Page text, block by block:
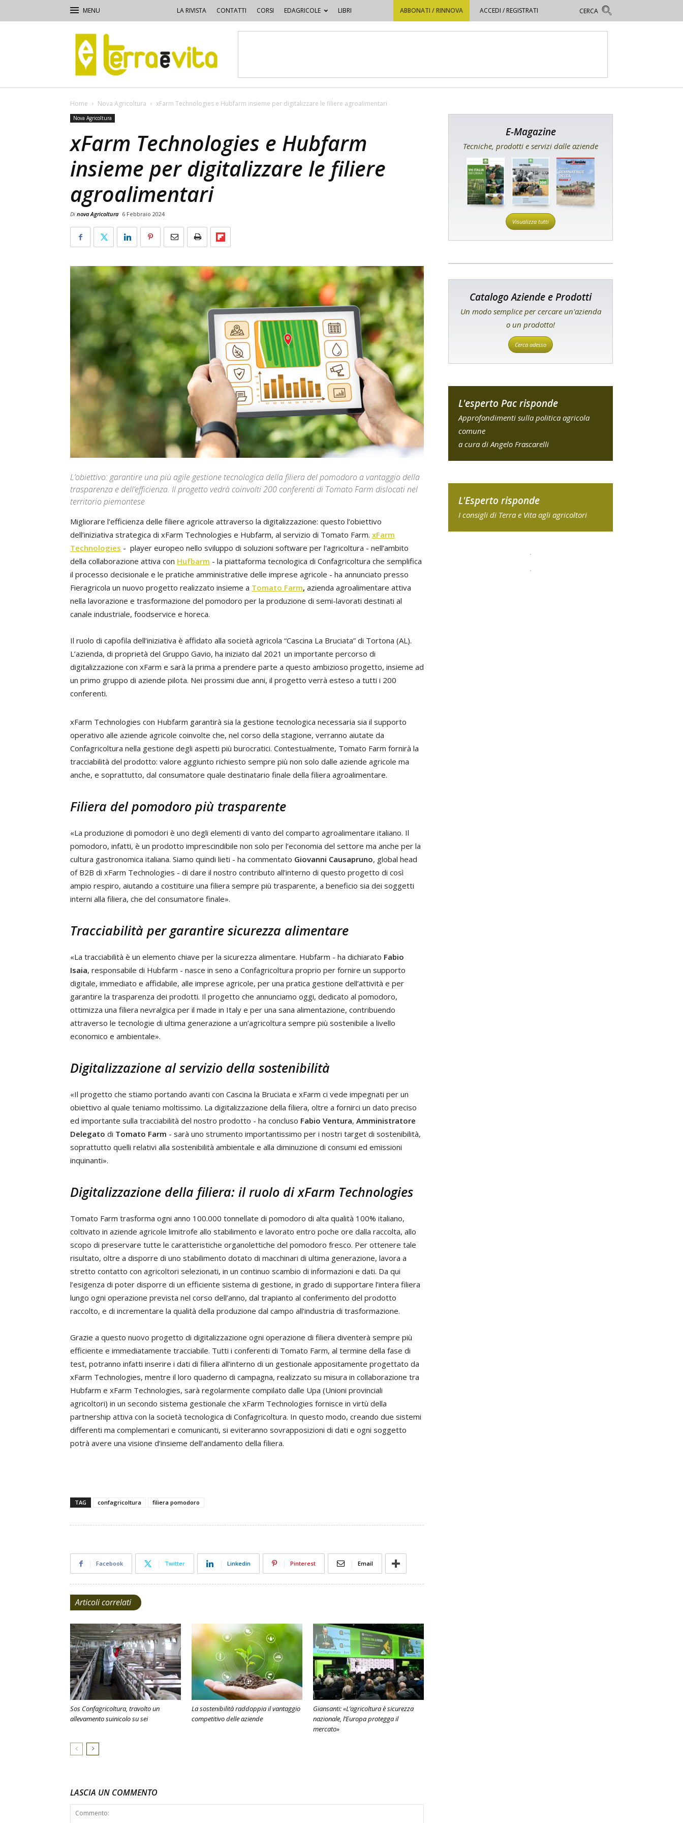
LA RIVISTA CONTATTI CORSI EDAGRICOLE LIBRI ABBONATI / RINNOVA ACCEDI / REGISTRATI
Terra
e
Vita
Home Nova Agricoltura xFarm Technologies e Hubfarm insieme per digitalizzare le filiere agroalimentari
Nova Agricoltura
xFarm Technologies e Hubfarm
insieme per digitalizzare le filiere
agroalimentari
Di nova Agricoltura 6 Febbraio 2024
L’obiettivo: garantire una più agile gestione tecnologica della filiera del pomodoro a vantaggio della
trasparenza e dell’efficienza. Il progetto vedrà coinvolti 200 conferenti di Tomato Farm dislocati nel
territorio piemontese
Migliorare l’efficienza delle filiere agricole attraverso la digitalizzazione: questo l’obiettivo
dell’iniziativa strategica di xFarm Technologies e Hubfarm, al servizio di Tomato Farm. xFarm
Technologies - player europeo nello sviluppo di soluzioni software per l'agricoltura - nell’ambito
della collaborazione attiva con Hufbarm - la piattaforma tecnologica di Confagricoltura che semplifica
il processo decisionale e le pratiche amministrative delle imprese agricole - ha annunciato presso
Fieragricola un nuovo progetto realizzato insieme a Tomato Farm, azienda agroalimentare attiva
nella lavorazione e trasformazione del pomodoro per la produzione di semi-lavorati destinati al
canale industriale, foodservice e horeca.
Il ruolo di capofila dell’iniziativa è affidato alla società agricola “Cascina La Bruciata” di Tortona (AL).
L’azienda, di proprietà del Gruppo Gavio, ha iniziato dal 2021 un importante percorso di
digitalizzazione con xFarm e sarà la prima a prendere parte a questo ambizioso progetto, insieme ad
un primo gruppo di aziende pilota. Nei prossimi due anni, il progetto verrà esteso a tutti i 200
conferenti.
xFarm Technologies con Hubfarm garantirà sia la gestione tecnologica necessaria sia il supporto
operativo alle aziende agricole coinvolte che, nel corso della stagione, verranno aiutate da
Confagricoltura nella gestione degli aspetti più burocratici. Contestualmente, Tomato Farm fornirà la
tracciabilità del prodotto: valore aggiunto richiesto sempre più non solo dalle aziende agricole ma
anche, e soprattutto, dal consumatore quale destinatario finale della filiera agroalimentare.
Filiera del pomodoro più trasparente
«La produzione di pomodori è uno degli elementi di vanto del comparto agroalimentare italiano. Il
pomodoro, infatti, è un prodotto imprescindibile non solo per l’economia del settore ma anche per la
cultura gastronomica italiana. Siamo quindi lieti - ha commentato Giovanni Causapruno, global head
of B2B di xFarm Technologies - di dare il nostro contributo all’interno di questo progetto di così
ampio respiro, aiutando a costituire una filiera sempre più trasparente, a beneficio sia dei soggetti
interni alla filiera, che del consumatore finale».
Tracciabilità per garantire sicurezza alimentare
«La tracciabilità è un elemento chiave per la sicurezza alimentare. Hubfarm - ha dichiarato Fabio
Isaia, responsabile di Hubfarm - nasce in seno a Confagricoltura proprio per fornire un supporto
digitale, immediato e affidabile, alle imprese agricole, per una pratica gestione dell’attività e per
garantire la trasparenza dei prodotti. Il progetto che annunciamo oggi, dedicato al pomodoro,
ottimizza una filiera nevralgica per il made in Italy e per una sana alimentazione, contribuendo
attraverso le tecnologie di ultima generazione a un’agricoltura sempre più sostenibile a livello
economico e ambientale».
Digitalizzazione al servizio della sostenibilità
«Il progetto che stiamo portando avanti con Cascina la Bruciata e xFarm ci vede impegnati per un
obiettivo al quale teniamo moltissimo. La digitalizzazione della filiera, oltre a fornirci un dato preciso
ed importante sulla tracciabilità del nostro prodotto - ha concluso Fabio Ventura, Amministratore
Delegato di Tomato Farm - sarà uno strumento importantissimo per i nostri target di sostenibilità,
soprattutto quelli relativi alla sostenibilità ambientale e alla diminuzione di consumi ed emissioni
inquinanti».
Digitalizzazione della filiera: il ruolo di xFarm Technologies
Tomato Farm trasforma ogni anno 100.000 tonnellate di pomodoro di alta qualità 100% italiano,
coltivato in aziende agricole limitrofe allo stabilimento e lavorato entro poche ore dalla raccolta, allo
scopo di preservare tutte le caratteristiche organolettiche del pomodoro fresco. Per ottenere tale
risultato, oltre a disporre di uno stabilimento dotato di macchinari di ultima generazione, lavora a
stretto contatto con agricoltori selezionati, in un continuo scambio di informazioni e dati. Da qui
l’esigenza di poter disporre di un efficiente sistema di gestione, in grado di supportare l’intera filiera
lungo ogni operazione prevista nel corso dell’anno, dal trapianto al conferimento del prodotto
raccolto, e di incrementare la qualità della produzione dal campo all’industria di trasformazione.
Grazie a questo nuovo progetto di digitalizzazione ogni operazione di filiera diventerà sempre più
efficiente e immediatamente tracciabile. Tutti i conferenti di Tomato Farm, al termine della fase di
test, potranno infatti inserire i dati di filiera all’interno di un gestionale appositamente progettato da
xFarm Technologies, mentre il loro quaderno di campagna, realizzato su misura in collaborazione tra
Hubfarm e xFarm Technologies, sarà regolarmente compilato dalle Upa (Unioni provinciali
agricoltori) in un secondo sistema gestionale che xFarm Technologies fornisce in virtù della
partnership attiva con la società tecnologica di Confagricoltura. In questo modo, creando due sistemi
differenti ma complementari e comunicanti, si eviteranno sovrapposizioni di dati e ogni soggetto
potrà avere una visione d’insieme dell’andamento della filiera.
TAG confagricoltura filiera pomodoro
Facebook Twitter Linkedin Pinterest Email
Articoli correlati
Sos Confagricoltura, travolto un
allevamento suinicolo su sei
La sostenibilità raddoppia il vantaggio
competitivo delle aziende
Giansanti: «L’agricoltura è sicurezza
nazionale, l’Europa protegga il
mercato»
LASCIA UN COMMENTO
E-Magazine
Tecniche, prodotti e servizi dalle aziende
Visualizza tutti
Catalogo Aziende e Prodotti
Un modo semplice per cercare un'azienda
o un prodotto!
Cerca adesso
L'esperto Pac risponde
Approfondimenti sulla politica agricola
comune
a cura di Angelo Frascarelli
L'Esperto risponde
I consigli di Terra e Vita agli agricoltori